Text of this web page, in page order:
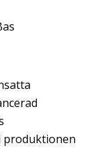
produktionen